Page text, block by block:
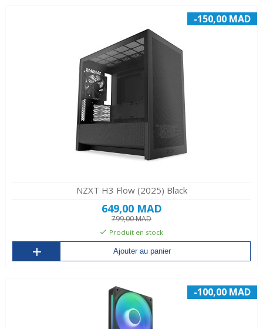
-150,00 MAD
NZXT H3 Flow (2025) Black
649,00 MAD
799,00 MAD
Produit en stock
Ajouter au panier
-100,00 MAD